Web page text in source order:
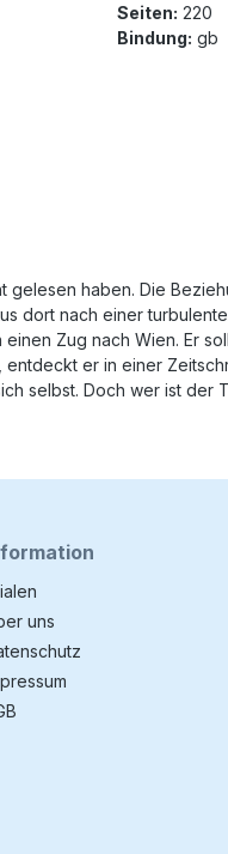
Seiten: 220
Bindung: gb
gelesen haben. Die
dort nach einer
Zug nach Wien. Er
er in einer
selbst. Doch wer ist der
uns